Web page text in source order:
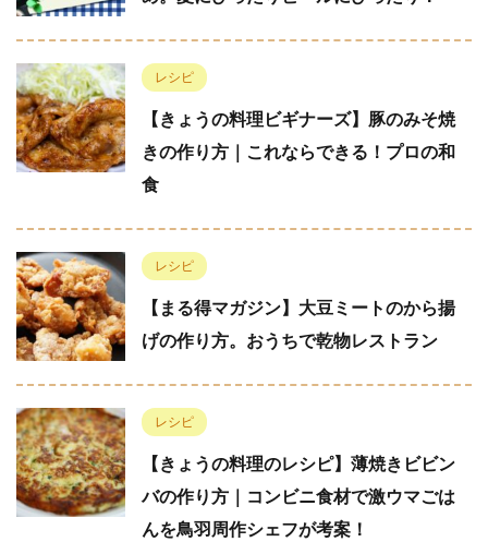
レシピ
【きょうの料理ビギナーズ】豚のみそ焼
きの作り方｜これならできる！プロの和
食
レシピ
【まる得マガジン】大豆ミートのから揚
げの作り方。おうちで乾物レストラン
レシピ
【きょうの料理のレシピ】薄焼きビビン
バの作り方｜コンビニ食材で激ウマごは
んを鳥羽周作シェフが考案！